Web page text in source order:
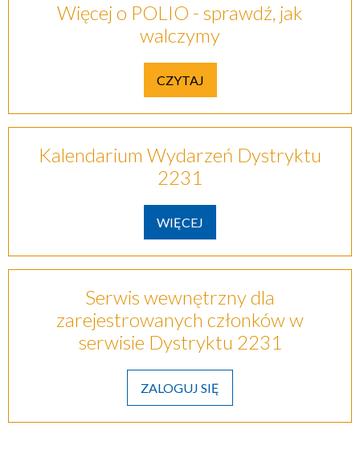
Więcej o POLIO - sprawdź, jak
walczymy
CZYTAJ
Kalendarium Wydarzeń Dystryktu
2231
WIĘCEJ
Serwis wewnętrzny dla
zarejestrowanych członków w
serwisie Dystryktu 2231
ZALOGUJ SIĘ